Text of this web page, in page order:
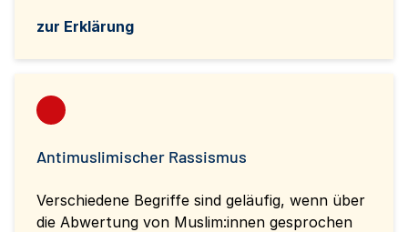
zur Erklärung
Antimuslimischer Rassismus
Verschiedene Begriffe sind geläufig, wenn über
die Abwertung von Muslim:innen gesprochen